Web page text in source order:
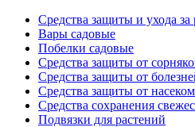
Средства защиты и ухода за
Вары садовые
Побелки садовые
Средства защиты от
Средства защиты от
Средства защиты от
Средства сохранения
Подвязки для растений